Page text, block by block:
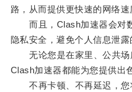
路，从而提供更快速的网络速
而且，Clash加速器会对
隐私安全，避免个人信息泄露
无论您是在家里、公共场
Clash加速器都能为您提供出
不再卡顿、不再延迟，您